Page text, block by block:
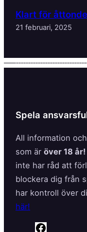
Klart för
21 februari, 2025
Spela
All information
som är över 18 år!
inte har råd att
blockera dig från
har kontroll över
här!